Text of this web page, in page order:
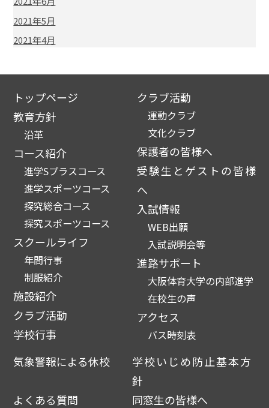
2021年5月
2021年4月
トップページ
教育方針
沿革
コース紹介
進学Sプラスコース
進学スポーツコース
探究総合コース
探究スポーツコース
スクールライフ
年間行事
制服紹介
施設紹介
クラブ活動
学校行事
クラブ活動
運動クラブ
文化クラブ
保護者の皆様へ
受験生とゲストの皆様
へ
入試情報
WEB出願
入試説明会等
進路サポート
大阪体育大学の内部進学
在校生の声
アクセス
バス時刻表
気象警報による休校
学校いじめ防止基本方
針
よくある質問
同窓生の皆様へ